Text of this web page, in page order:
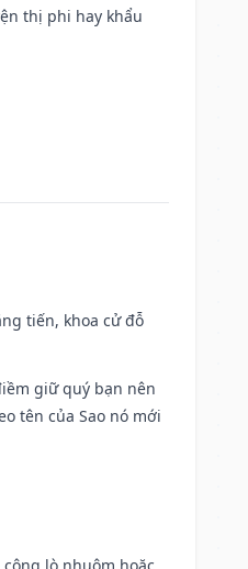
thị phi hay khẩu
tiến, khoa cử đỗ
giữ quý bạn nên
tên của Sao nó mới